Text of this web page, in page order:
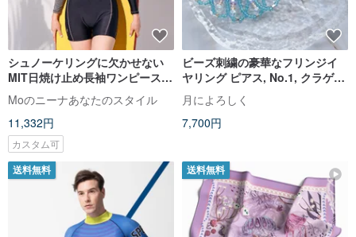
シュノーケリングに欠かせない
MIT日焼け止め長袖ワンピース4
コーナー水着
Moのニーナあなたのスタイル
11,332円
カスタム可
ビーズ刺繍の豪華なフリンジイ
ヤリング ピアス, No.1, クラゲの
ような透明感, ブルー, クリア, 個
性的な一点物, 金具選択可
月によろしく
7,700円
送料無料 送料無料